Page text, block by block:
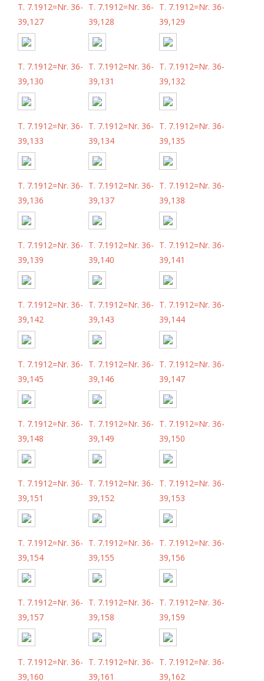
T. 7.1912=Nr. 36-
39,127
T. 7.1912=Nr. 36-
39,128
T. 7.1912=Nr. 36-
39,129
T. 7.1912=Nr. 36-
39,130
T. 7.1912=Nr. 36-
39,131
T. 7.1912=Nr. 36-
39,132
T. 7.1912=Nr. 36-
39,133
T. 7.1912=Nr. 36-
39,134
T. 7.1912=Nr. 36-
39,135
T. 7.1912=Nr. 36-
39,136
T. 7.1912=Nr. 36-
39,137
T. 7.1912=Nr. 36-
39,138
T. 7.1912=Nr. 36-
39,139
T. 7.1912=Nr. 36-
39,140
T. 7.1912=Nr. 36-
39,141
T. 7.1912=Nr. 36-
39,142
T. 7.1912=Nr. 36-
39,143
T. 7.1912=Nr. 36-
39,144
T. 7.1912=Nr. 36-
39,145
T. 7.1912=Nr. 36-
39,146
T. 7.1912=Nr. 36-
39,147
T. 7.1912=Nr. 36-
39,148
T. 7.1912=Nr. 36-
39,149
T. 7.1912=Nr. 36-
39,150
T. 7.1912=Nr. 36-
39,151
T. 7.1912=Nr. 36-
39,152
T. 7.1912=Nr. 36-
39,153
T. 7.1912=Nr. 36-
39,154
T. 7.1912=Nr. 36-
39,155
T. 7.1912=Nr. 36-
39,156
T. 7.1912=Nr. 36-
39,157
T. 7.1912=Nr. 36-
39,158
T. 7.1912=Nr. 36-
39,159
T. 7.1912=Nr. 36-
39,160
T. 7.1912=Nr. 36-
39,161
T. 7.1912=Nr. 36-
39,162